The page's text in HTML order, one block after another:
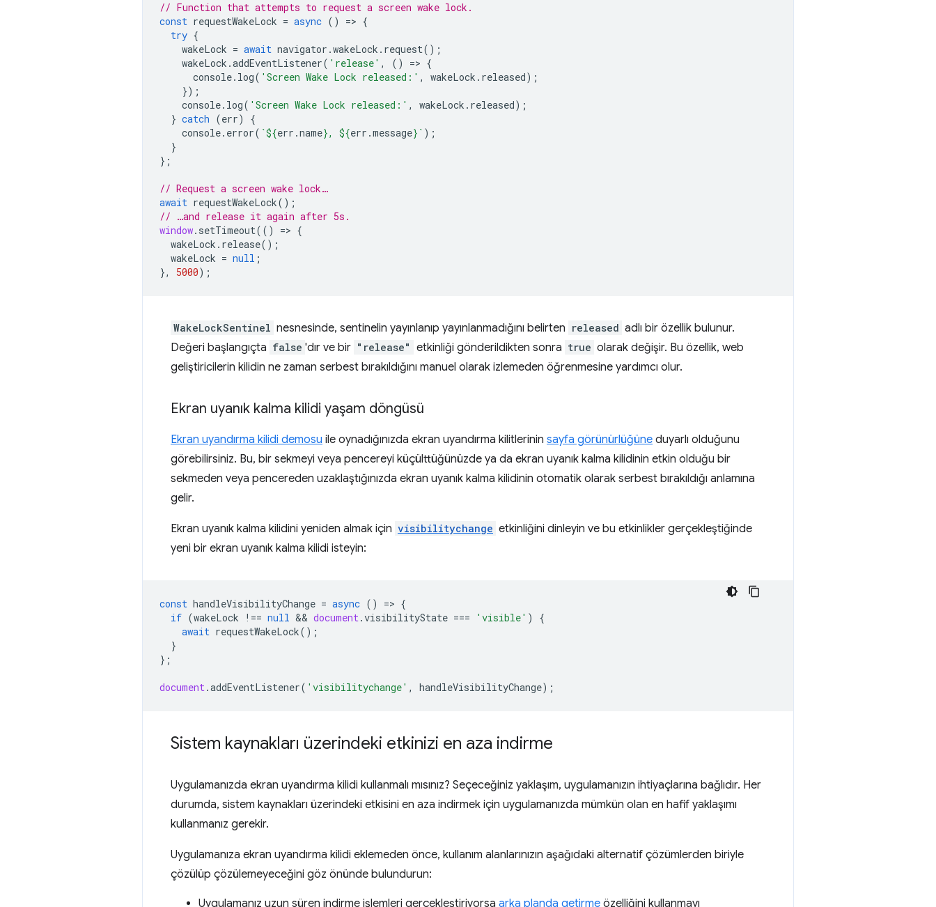
// Function that attempts to request a screen wake lock.
const requestWakeLock = async () => {
try {
wakeLock = await navigator .wakeLock . request();
wakeLock .addEventListener( 'release' , () => {
console. log( 'Screen Wake Lock released:' , wakeLock . released);
});
console. log( 'Screen Wake Lock released:' , wakeLock . released);
} catch (err)
{
console. error( `${err .name}, ${err .message} ` );
}
};
// Request a screen wake lock…
await requestWakeLock();
// …and release it again after 5s.
window. setTimeout(() => {
wakeLock . release();
wakeLock = null ;
},
5000);
WakeLockSentinel nesnesinde, sentinelin yayınlanıp yayınlanmadığını belirten released adlı bir özellik bulunur.
Değeri başlangıçta false 'dır ve bir "release" etkinliği gönderildikten sonra true olarak değişir. Bu özellik, web
geliştiricilerin kilidin ne zaman serbest bırakıldığını manuel olarak izlemeden öğrenmesine yardımcı olur.
Ekran uyanık kalma kilidi yaşam döngüsü
Ekran uyandırma kilidi demosu ile oynadığınızda ekran uyandırma kilitlerinin sayfa görünürlüğüne duyarlı olduğunu
görebilirsiniz. Bu, bir sekmeyi veya pencereyi küçülttüğünüzde ya da ekran uyanık kalma kilidinin etkin olduğu bir
sekmeden veya pencereden uzaklaştığınızda ekran uyanık kalma kilidinin otomatik olarak serbest bırakıldığı anlamına
gelir.
Ekran uyanık kalma kilidini yeniden almak için visibilitychange etkinliğini dinleyin ve bu etkinlikler gerçekleştiğinde
yeni bir ekran uyanık kalma kilidi isteyin:
const handleVisibilityChange = async () => {
if (wakeLock !== null && document.visibilityState === 'visible' )
{
await requestWakeLock();
}
};
document.addEventListener( 'visibilitychange' , handleVisibilityChange);
Sistem kaynakları üzerindeki etkinizi en aza indirme
Uygulamanızda ekran uyandırma kilidi kullanmalı mısınız? Seçeceğiniz yaklaşım, uygulamanızın ihtiyaçlarına bağlıdır. Her
durumda, sistem kaynakları üzerindeki etkisini en aza indirmek için uygulamanızda mümkün olan en hafif yaklaşımı
kullanmanız gerekir.
Uygulamanıza ekran uyandırma kilidi eklemeden önce, kullanım alanlarınızın aşağıdaki alternatif çözümlerden biriyle
çözülüp çözülemeyeceğini göz önünde bulundurun:
Uygulamanız uzun süren indirme işlemleri gerçekleştiriyorsa arka planda getirme özelliğini kullanmayı